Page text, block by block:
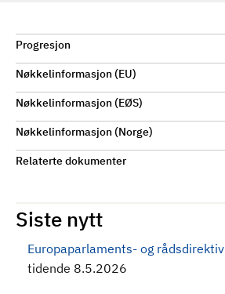
Progresjon
Nøkkelinformasjon (EU)
Nøkkelinformasjon (EØS)
Nøkkelinformasjon (Norge)
Relaterte dokumenter
Siste nytt
Europaparlaments- og rådsdirektiv
tidende 8.5.2026